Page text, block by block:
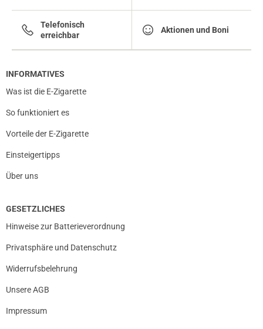
Telefonisch
erreichbar
Aktionen und Boni
INFORMATIVES
Was ist die E-Zigarette
So funktioniert es
Vorteile der E-Zigarette
Einsteigertipps
Über uns
GESETZLICHES
Hinweise zur Batterieverordnung
Privatsphäre und Datenschutz
Widerrufsbelehrung
Unsere AGB
Impressum